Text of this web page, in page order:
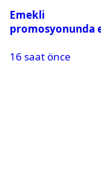
Emekli
promosyonunda
kadar promosyon
16 saat önce